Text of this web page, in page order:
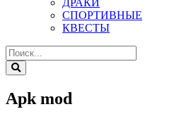
ДРАКИ
СПОРТИВНЫЕ
КВЕСТЫ
Apk mod